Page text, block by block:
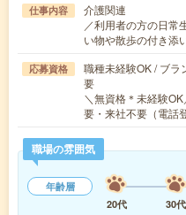
仕事内容
介護関連
／利用者の方の日
い物や散歩の付き添
応募資格
職種未経験OK / ブラ
要
＼無資格＊未経験
要・来社不要（電
職場の雰囲気
年齢層
20代
30代